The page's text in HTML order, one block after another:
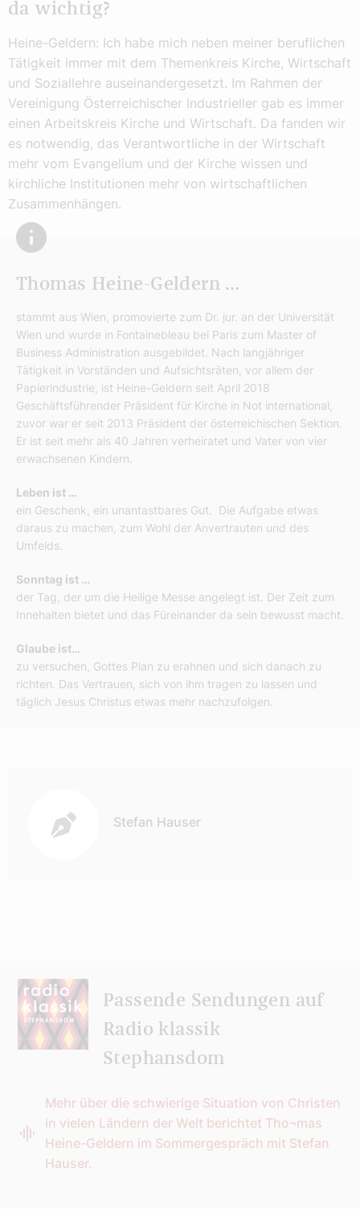
da wichtig?
Heine-Geldern: Ich habe mich neben meiner beruflichen
Tätigkeit immer mit dem Themenkreis Kirche, Wirtschaft
und Soziallehre auseinandergesetzt. Im Rahmen der
Vereinigung Österreichischer Industrieller gab es immer
einen Arbeitskreis Kirche und Wirtschaft. Da fanden wir
es notwendig, das Verantwortliche in der Wirtschaft
mehr vom Evangelium und der Kirche wissen und
kirchliche Institutionen mehr von wirtschaftlichen
Zusammenhängen.
Thomas Heine-Geldern …
stammt aus Wien, promovierte zum Dr. jur. an der Universität
Wien und wurde in Fontainebleau bei Paris zum Master of
Business Administration ausgebildet. Nach langjähriger
Tätigkeit in Vorständen und Aufsichtsräten, vor allem der
Papierindustrie, ist Heine-Geldern seit April 2018
Geschäftsführender Präsident für Kirche in Not international,
zuvor war er seit 2013 Präsident der österreichischen Sektion.
Er ist seit mehr als 40 Jahren verheiratet und Vater von vier
erwachsenen Kindern.
Leben ist …
ein Geschenk, ein unantastbares Gut. Die Aufgabe etwas
daraus zu machen, zum Wohl der Anvertrauten und des
Umfelds.
Sonntag ist …
der Tag, der um die Heilige Messe angelegt ist. Der Zeit zum
Innehalten bietet und das Füreinander da sein bewusst macht.
Glaube ist…
zu versuchen, Gottes Plan zu erahnen und sich danach zu
richten. Das Vertrauen, sich von ihm tragen zu lassen und
täglich Jesus Christus etwas mehr nachzufolgen.
Stefan Hauser
Passende Sendungen auf
Radio klassik
Stephansdom
Mehr über die schwierige Situation von Christen
in vielen Ländern der Welt berichtet Tho¬mas
Heine-Geldern im Sommergespräch mit Stefan
Hauser.